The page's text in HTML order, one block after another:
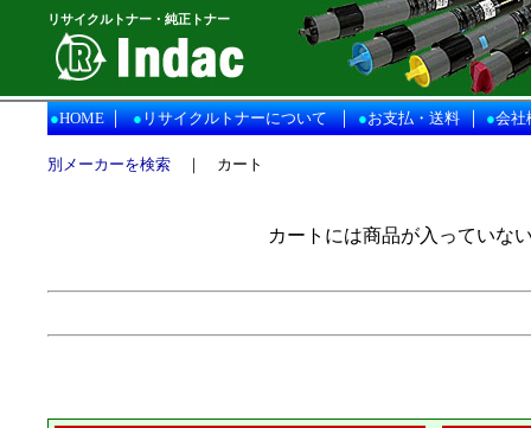
リサイクルトナー・純正トナー
●HOME｜ ●リサイクルトナーについて ｜ ●お支払・送料 ｜ ●会社
別メーカーを検索 ｜ カート
カートには商品が入っていな